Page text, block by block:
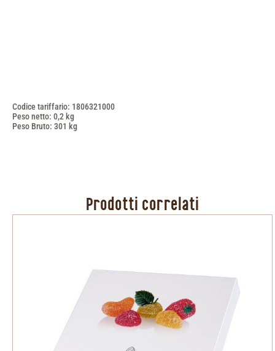
Codice tariffario: 1806321000
Peso netto: 0,2 kg
Peso Bruto: 301 kg
Prodotti correlati